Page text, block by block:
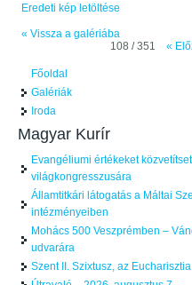
Eredeti kép letöltése
« Vissza a galériába
108 / 351
«
Főoldal
Galériák
Iroda
Magyar Kurír
Evangéliumi értékeket
világkongresszusára
Államtitkári látogatás a Máltai
intézményeiben
Mohács 500 Veszprémben –
udvarára
Szent II. Szixtusz, az